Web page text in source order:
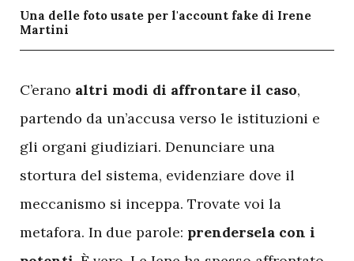
Una delle foto usate per l'account fake di Irene
Martini
C’erano altri modi di affrontare il caso,
partendo da un’accusa verso le istituzioni e
gli organi giudiziari. Denunciare una
stortura del sistema, evidenziare dove il
meccanismo si inceppa. Trovate voi la
metafora. In due parole: prendersela con i